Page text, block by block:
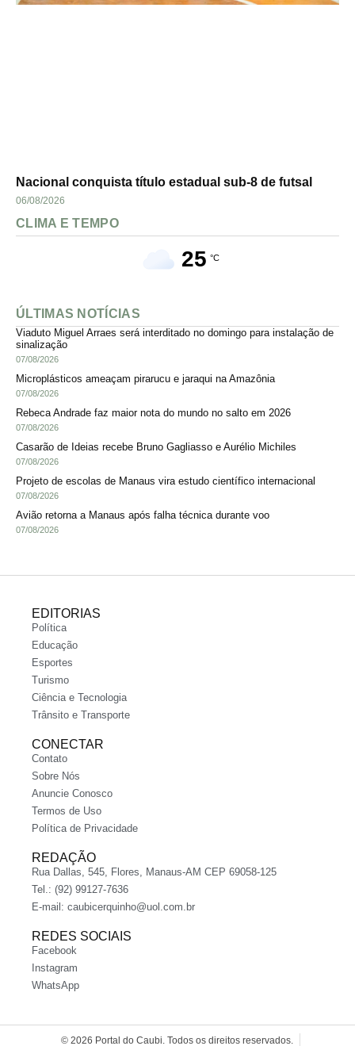
Nacional conquista título estadual sub-8 de futsal
06/08/2026
CLIMA E TEMPO
25 °C
ÚLTIMAS NOTÍCIAS
Viaduto Miguel Arraes será interditado no domingo para instalação de
sinalização
07/08/2026
Microplásticos ameaçam pirarucu e jaraqui na Amazônia
07/08/2026
Rebeca Andrade faz maior nota do mundo no salto em 2026
07/08/2026
Casarão de Ideias recebe Bruno Gagliasso e Aurélio Michiles
07/08/2026
Projeto de escolas de Manaus vira estudo científico internacional
07/08/2026
Avião retorna a Manaus após falha técnica durante voo
07/08/2026
EDITORIAS
Política
Educação
Esportes
Turismo
Ciência e Tecnologia
Trânsito e Transporte
CONECTAR
Contato
Sobre Nós
Anuncie Conosco
Termos de Uso
Política de Privacidade
REDAÇÃO
Rua Dallas, 545, Flores, Manaus-AM CEP 69058-125
Tel.: (92) 99127-7636
E-mail: caubicerquinho@uol.com.br
REDES SOCIAIS
Facebook
Instagram
WhatsApp
© 2026 Portal do Caubi. Todos os direitos reservados.